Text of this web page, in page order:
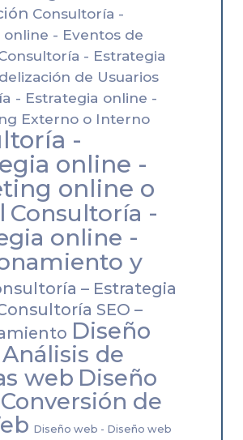
Consultoría -
online - Eventos de
- Estrategia
de Usuarios
- Estrategia online -
Externo o Interno
-
online -
online o
Consultoría -
online -
y
– Estrategia
SEO –
Diseño
de
web Diseño
de
Diseño web - Diseño web